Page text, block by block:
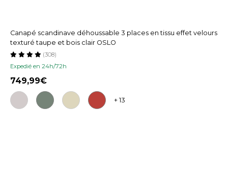
Canapé scandinave déhoussable 3 places en tissu effet velours
texturé taupe et bois clair OSLO
Expedié en 24h/72h
(308)
749,99
+ 13